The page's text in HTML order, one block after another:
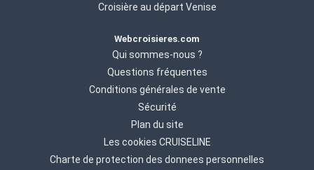
Croisière au départ Venise
Webcroisieres.com
Qui sommes-nous ?
Questions fréquentes
Conditions générales de vente
Sécurité
Plan du site
Les cookies CRUISELINE
Charte de protection des donnees personnelles